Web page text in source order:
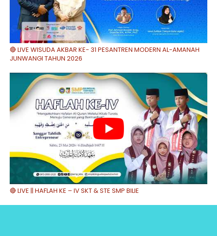
🔴 LIVE WISUDA AKBAR KE- 31 PESANTREN MODERN AL-AMANAH
JUNWANGI TAHUN 2026
🔴 LIVE || HAFLAH KE – IV SKT & STE SMP BILIE